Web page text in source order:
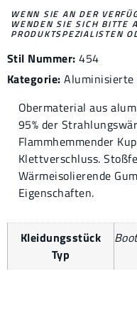
WENN SIE AN DER
WENDEN SIE SICH BITTE
PRODUKTSPEZIALISTEN
Stil Nummer: 454
Kategorie: Aluminisierte
Obermaterial aus
95% der
Flammhemmender
Klettverschluss.
Wärmeisolierende
Eigenschaften.
Kleidungsstück
Typ